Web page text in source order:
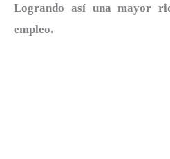
Logrando así una mayor
empleo.